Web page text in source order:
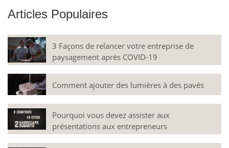
Articles Populaires
3 Façons de relancer votre entreprise de
paysagement après COVID-19
Comment ajouter des lumières à des pavés
Pourquoi vous devez assister aux
présentations aux entrepreneurs